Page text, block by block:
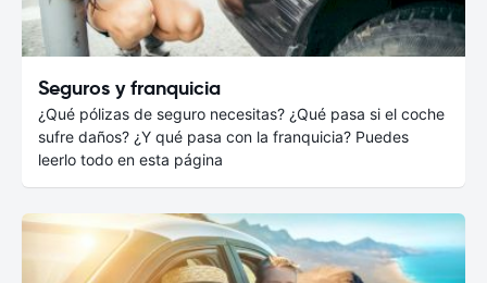
Seguros y franquicia
¿Qué pólizas de seguro necesitas? ¿Qué pasa si el coche
sufre daños? ¿Y qué pasa con la franquicia? Puedes
leerlo todo en esta página